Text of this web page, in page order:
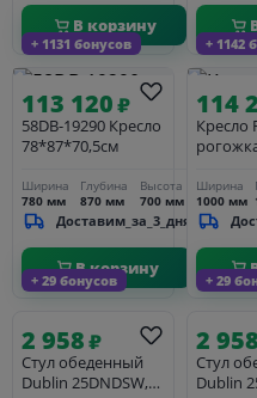
В корзину
+ 1131 бонусов
113 120₽
58DB-19290 Кресло
78*87*70,5см
Ширина
780 мм
Глубина
870 мм
Высота
700 мм
Доставим_за_3_дня
В корзину
+ 1142
114
Кресло
Ширина
1000 мм
+ 29 бонусов
2 958₽
Стул обеденный
Dublin 25DNDSW,
+ 29
2 958
Стул
Dublin